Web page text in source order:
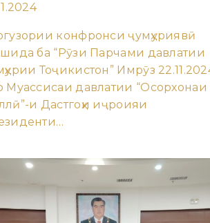
конфронси ҷумҳуриявӣ
ба “Рӯзи Парчами давлатии
Тоҷикистон” Имрӯз
Муассисаи давлатии “Осорхонаи
и Дастгоҳи иҷроияи